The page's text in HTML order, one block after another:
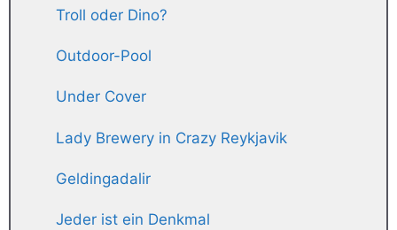
Troll oder Dino?
Outdoor-Pool
Under Cover
Lady Brewery in Crazy Reykjavik
Geldingadalir
Jeder ist ein Denkmal